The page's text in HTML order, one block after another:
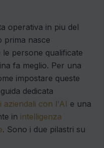
operativa in piu del
prima nasce
le persone qualificate
fa meglio. Per una
impostare queste
dedicata
aziendali con l'AI e una
in intelligenza
. Sono i due pilastri su